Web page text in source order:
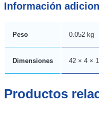
Información
Peso 0.052 kg
Dimensiones 42 × 4 ×
Productos